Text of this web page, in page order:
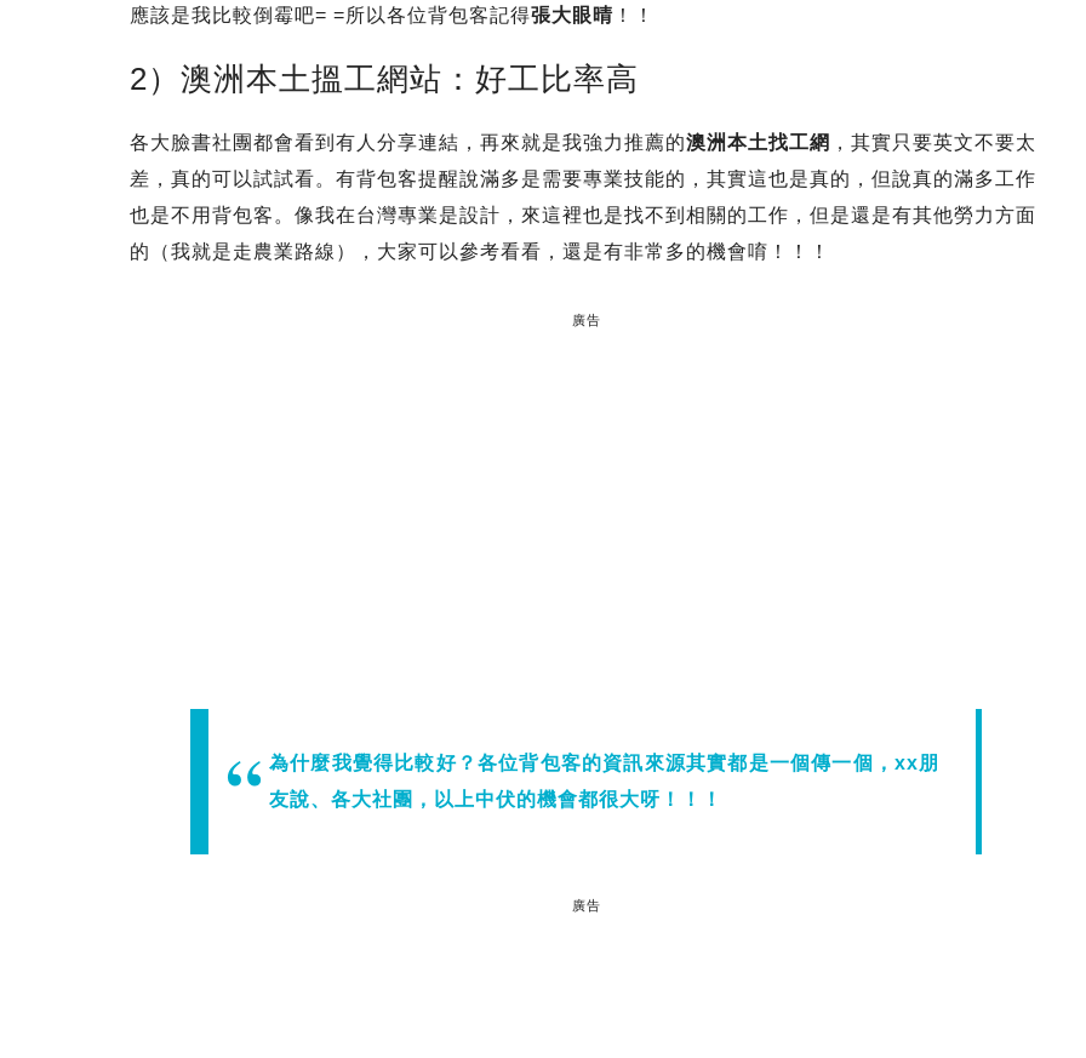
應該是我比較倒霉吧= =所以各位背包客記得張大眼晴 ！！
2）澳洲本土搵工網站：好工比率高
各大臉書社團都會看到有人分享連結，再來就是我強力推薦的澳洲本土找工網 ，其實只要英文不要太
差，真的可以試試看。有背包客提醒說滿多是需要專業技能的，其實這也是真的，但說真的滿多工作
也是不用背包客。像我在台灣專業是設計，來這裡也是找不到相關的工作，但是還是有其他勞力方面
的（我就是走農業路線），大家可以參考看看，還是有非常多的機會唷！！！
廣告
為什麼我覺得比較好？各位背包客的資訊來源其實都是一個傳一個，xx朋
友說、各大社團，以上中伏的機會都很大呀！！！
廣告